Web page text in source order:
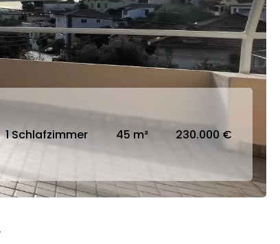
1 Schlafzimmer 45 m² 230.000 €